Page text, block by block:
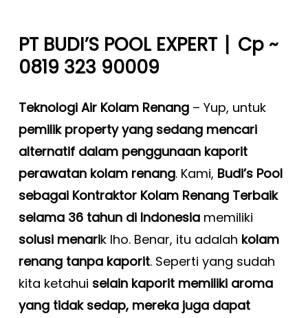
PT BUDI’S POOL EXPERT| Cp ~
0819 323 90009
Teknologi Air Kolam Renang– Yup, untuk
pemilik property yang sedang mencari
alternatif dalam penggunaan kaporit
perawatan kolam renang. Kami, Budi’s Pool
sebagai Kontraktor Kolam Renang Terbaik
selama 36 tahun di Indonesiamemiliki
solusi menarik lho. Benar, itu adalah kolam
renang tanpa kaporit. Seperti yang sudah
kita ketahui selain kaporit memiliki aroma
yang tidak sedap, mereka juga dapat